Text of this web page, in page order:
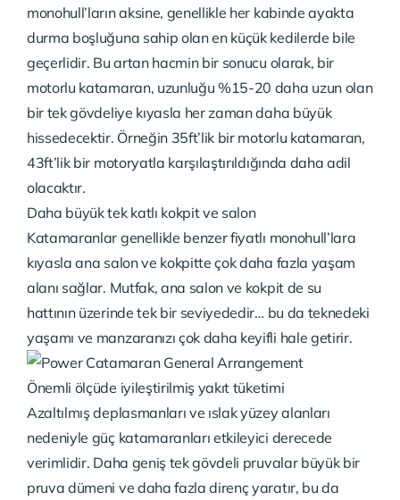
monohull’ların aksine, genellikle her kabinde ayakta
durma boşluğuna sahip olan en küçük kedilerde bile
geçerlidir. Bu artan hacmin bir sonucu olarak, bir
motorlu katamaran, uzunluğu %15-20 daha uzun olan
bir tek gövdeliye kıyasla her zaman daha büyük
hissedecektir. Örneğin 35ft’lik bir motorlu katamaran,
43ft’lik bir motoryatla karşılaştırıldığında daha adil
olacaktır.
Daha büyük tek katlı kokpit ve salon
Katamaranlar genellikle benzer fiyatlı monohull’lara
kıyasla ana salon ve kokpitte çok daha fazla yaşam
alanı sağlar. Mutfak, ana salon ve kokpit de su
hattının üzerinde tek bir seviyededir… bu da teknedeki
yaşamı ve manzaranızı çok daha keyifli hale getirir.
Önemli ölçüde iyileştirilmiş yakıt tüketimi
Azaltılmış deplasmanları ve ıslak yüzey alanları
nedeniyle güç katamaranları etkileyici derecede
verimlidir. Daha geniş tek gövdeli pruvalar büyük bir
pruva dümeni ve daha fazla direnç yaratır, bu da